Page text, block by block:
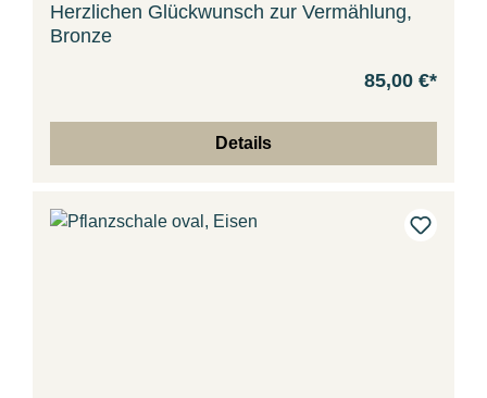
Herzlichen Glückwunsch zur Vermählung,
Bronze
85,00 €*
Details